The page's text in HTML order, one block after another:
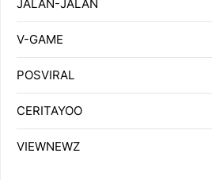
JALAN-JALAN
V-GAME
POSVIRAL
CERITAYOO
VIEWNEWZ